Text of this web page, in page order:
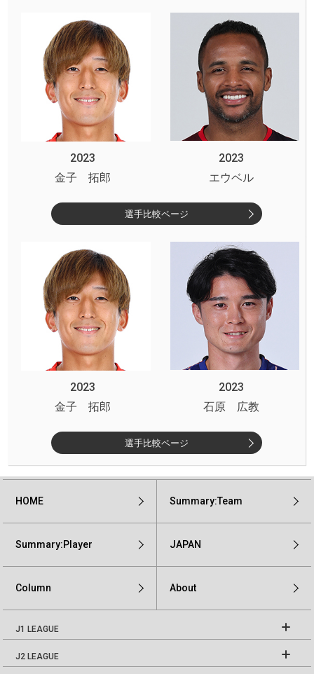
2023
2023
金子 拓郎
エウベル
選手比較ページ
2023
2023
金子 拓郎
石原 広教
選手比較ページ
HOME Summary:Team
Summary:Player JAPAN
Column About
J1 LEAGUE
J2 LEAGUE